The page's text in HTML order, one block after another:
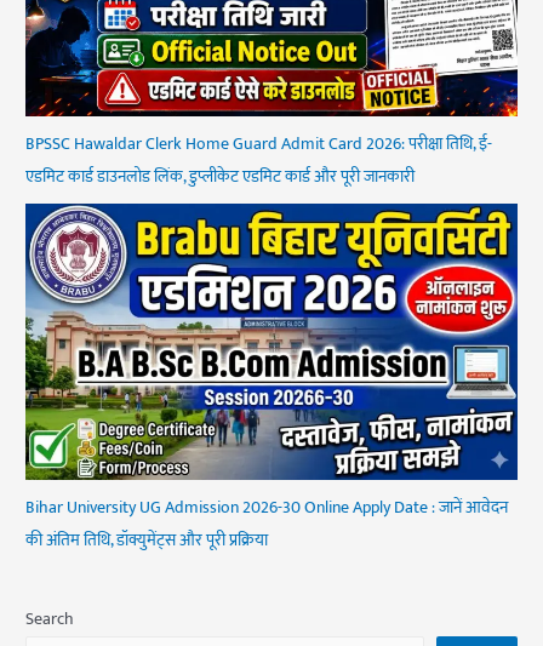
BPSSC Hawaldar Clerk Home Guard Admit Card 2026: परीक्षा तिथि, ई-
एडमिट कार्ड डाउनलोड लिंक, डुप्लीकेट एडमिट कार्ड और पूरी जानकारी
Bihar University UG Admission 2026-30 Online Apply Date : जानें आवेदन
की अंतिम तिथि, डॉक्युमेंट्स और पूरी प्रक्रिया
Search